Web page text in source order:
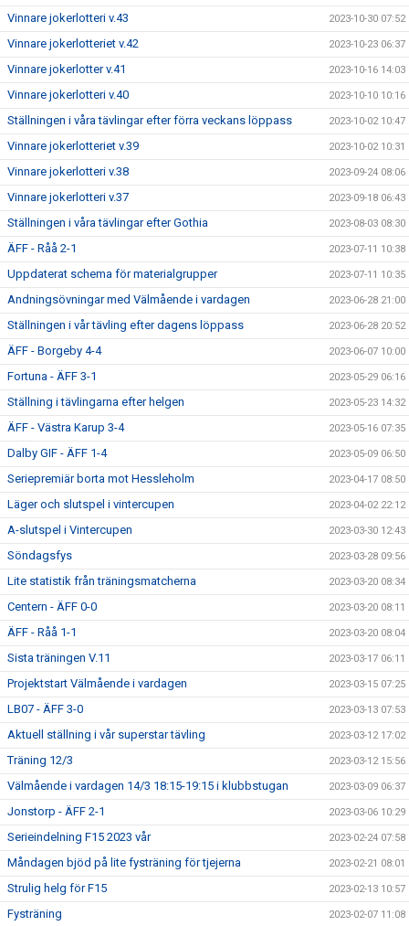
Vinnare jokerlotteri v.43 2023-10-30 07:52
Vinnare jokerlotteriet v.42 2023-10-23 06:37
Vinnare jokerlotter v.41 2023-10-16 14:03
Vinnare jokerlotteri v.40 2023-10-10 10:16
Ställningen i våra tävlingar efter förra veckans löppass 2023-10-02 10:47
Vinnare jokerlotteriet v.39 2023-10-02 10:31
Vinnare jokerlotteri v.38 2023-09-24 08:06
Vinnare jokerlotteri v.37 2023-09-18 06:43
Ställningen i våra tävlingar efter Gothia 2023-08-03 08:30
ÄFF - Råå 2-1 2023-07-11 10:38
Uppdaterat schema för materialgrupper 2023-07-11 10:35
Andningsövningar med Välmående i vardagen 2023-06-28 21:00
Ställningen i vår tävling efter dagens löppass 2023-06-28 20:52
ÄFF - Borgeby 4-4 2023-06-07 10:00
Fortuna - ÄFF 3-1 2023-05-29 06:16
Ställning i tävlingarna efter helgen 2023-05-23 14:32
ÄFF - Västra Karup 3-4 2023-05-16 07:35
Dalby GIF - ÄFF 1-4 2023-05-09 06:50
Seriepremiär borta mot Hessleholm 2023-04-17 08:50
Läger och slutspel i vintercupen 2023-04-02 22:12
A-slutspel i Vintercupen 2023-03-30 12:43
Söndagsfys 2023-03-28 09:56
Lite statistik från träningsmatcherna 2023-03-20 08:34
Centern - ÄFF 0-0 2023-03-20 08:11
ÄFF - Råå 1-1 2023-03-20 08:04
Sista träningen V.11 2023-03-17 06:11
Projektstart Välmående i vardagen 2023-03-15 07:25
LB07 - ÄFF 3-0 2023-03-13 07:53
Aktuell ställning i vår superstar tävling 2023-03-12 17:02
Träning 12/3 2023-03-12 15:56
Välmående i vardagen 14/3 18:15-19:15 i klubbstugan 2023-03-09 06:37
Jonstorp - ÄFF 2-1 2023-03-06 10:29
Serieindelning F15 2023 vår 2023-02-24 07:58
Måndagen bjöd på lite fysträning för tjejerna 2023-02-21 08:01
Strulig helg för F15 2023-02-13 10:57
Fysträning 2023-02-07 11:08